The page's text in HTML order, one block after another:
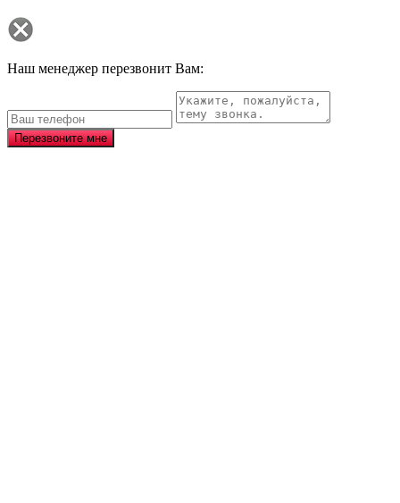
Наш менеджер перезвонит Вам:
Перезвоните мне